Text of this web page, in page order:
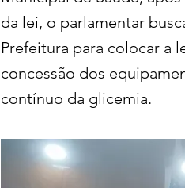
da lei, o parlamentar
Prefeitura para colocar a
concessão dos
contínuo da glicemia.